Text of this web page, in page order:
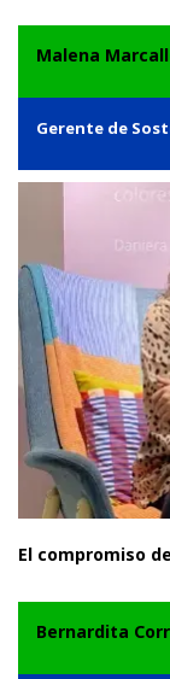
Malena
Gerente de
El compromiso
Bernardita